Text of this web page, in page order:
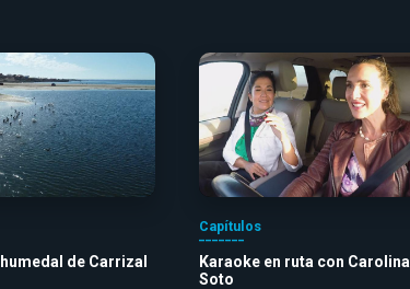
de Carrizal
Capítulos
Karaoke en ruta con Carolina
Soto